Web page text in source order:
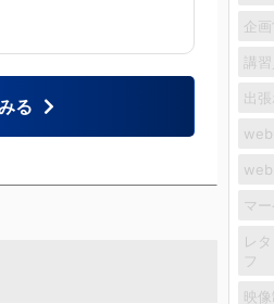
る
企画
講
出張
web
web
マ
レ
フ
映